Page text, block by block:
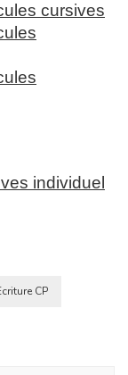
cursives
individuel
CP